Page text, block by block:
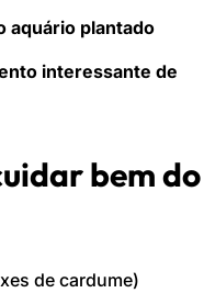
aquário plantado
interessante de
bem do
de cardume)